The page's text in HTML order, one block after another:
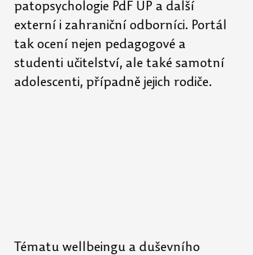
patopsychologie PdF UP a další
externí i zahraniční odborníci. Portál
tak ocení nejen pedagogové a
studenti učitelství, ale také samotní
adolescenti, případně jejich rodiče.
Tématu wellbeingu a duševního